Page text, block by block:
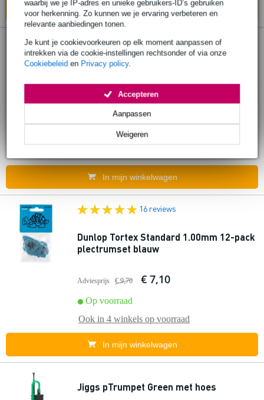
waarbij we je IP-adres en unieke gebruikers-ID’s gebruiken
voor herkenning. Zo kunnen we je ervaring verbeteren en
relevante aanbiedingen tonen.
Je kunt je cookievoorkeuren op elk moment aanpassen of
intrekken via de cookie-instellingen rechtsonder of via onze
Cookiebeleid en Privacy policy.
Weigeren
Aanpassen
Accepteren
In mijn winkelwagen
1 review
Klotz KIK3.0PPBL instrumentkabel
jack/jack 3 meter blauw
€ 21,10 € 12,25
Op voorraad
In mijn winkelwagen
16 reviews
Dunlop Tortex Standard 1.00mm 12-pack
plectrumset blauw
Adviesprijs € 9,70 € 7,10
Op voorraad
Ook in 4 winkels op voorraad
In mijn winkelwagen
Jiggs pTrumpet Green met hoes